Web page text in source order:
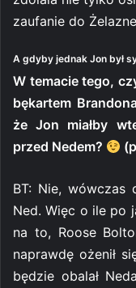
zaufanie do
A gdyby jednak Jon był
W temacie tego,
bękartem
że Jon miałby
przed Nedem?
BT: Nie, wówczas
Ned. Więc o ile po
na to, Roose
naprawdę ożenił
będzie obalał